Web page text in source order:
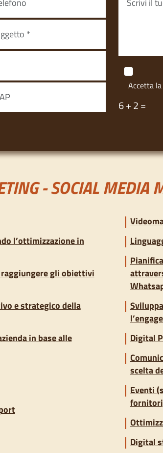
Accetta
6+2=
- SOCIAL MEDIA
l’ottimizzazione in
gli obiettivi
e strategico della
in base alle
Digital
scelta
Eventi
Digital